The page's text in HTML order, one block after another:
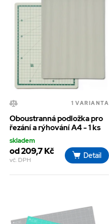
1 VARIANTA
Oboustranná podložka pro
řezání a rýhování A4 - 1 ks
skladem
od 209,7 Kč
vč. DPH
Detail